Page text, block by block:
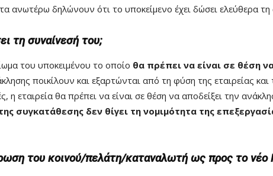
ανωτέρω δηλώνουν ότι το υποκείμενο έχει δώσει ελεύθερα
τη συναίνεσή του;
του υποκειμένου το οποίο θα πρέπει να είναι σε θέση
ποικίλουν και εξαρτώνται από τη φύση της εταιρείας
η εταιρεία θα πρέπει να είναι σε θέση να αποδείξει την
συγκατάθεσης δεν θίγει τη νομιμότητα της
του κοινού/πελάτη/καταναλωτή ως προς το νέο